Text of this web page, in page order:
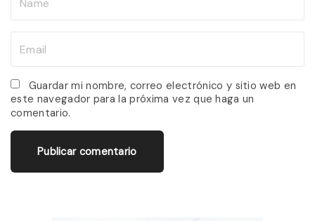
*
a
i
l
Guardar mi nombre, correo electrónico y sitio web en
este navegador para la próxima vez que haga un
comentario.